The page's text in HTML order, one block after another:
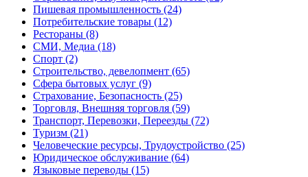
Пишевая промышленность (24)
Потребительские товары (12)
Рестораны (8)
СМИ, Медиа (18)
Спорт (2)
Строительство, девелопмент (65)
Сфера бытовых услуг (9)
Страхование, Безопасность (25)
Торговля, Внешняя торговля (59)
Транспорт, Перевозки, Переезды (72)
Туризм (21)
Человеческие ресурсы, Трудоустройство (25)
Юридическое обслуживание (64)
Языковые переводы (15)